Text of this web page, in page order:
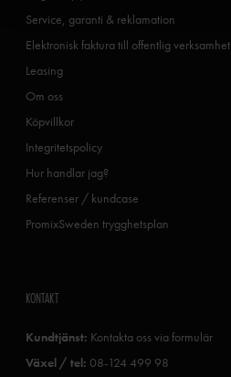
Service, garanti & reklamation
Elektronisk faktura till offentlig verksamhet
Leasing
Om oss
Köpvillkor
Integritetspolicy
Hur handlar jag?
Referenser / kundcase
PromixSweden trygghetsplan
KONTAKT
Kundtjänst: Kontakta oss via formulär
Växel / tel: 08-124 499 98